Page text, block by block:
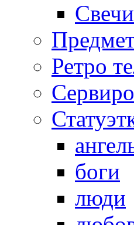
Ретро
боги
люди